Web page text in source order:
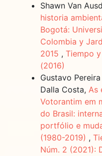
Shawn Van
historia
Bogotá:
Colombia y
2015 ,Tiempo
(2016)
Gustavo
Dalla Costa,As
Votorantim em
do Brasil:
portfólio e
(1980-2019) ,
Núm. 2 (2021):